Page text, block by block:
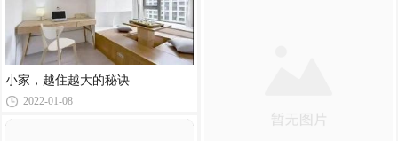
小家，越住越大的秘诀
2022-01-08